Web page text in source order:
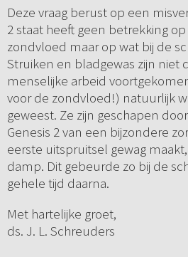
Deze vraag berust op een
2 staat heeft geen betrekking
zondvloed maar op wat bij de
Struiken en bladgewas zijn niet
menselijke arbeid
voor de zondvloed!) natuurlijk
geweest. Ze zijn geschapen
Genesis 2 van een bijzondere
eerste uitspruitsel gewag
damp. Dit gebeurde zo bij de
gehele tijd daarna.
Met hartelijke groet,
ds. J. L. Schreuders